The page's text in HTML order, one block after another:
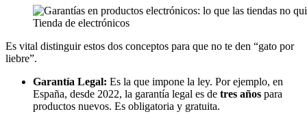
Tienda de electrónicos
Es vital distinguir estos dos conceptos para que no te den “gato por
liebre”.
Garantía Legal: Es la que impone la ley. Por ejemplo, en
España, desde 2022, la garantía legal es de tres años para
productos nuevos. Es obligatoria y gratuita.